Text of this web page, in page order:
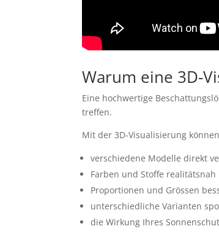
Warum eine 3D-
Eine hochwertige
treffen.
Mit der 3D-Visualisierung
verschiedene Modelle direkt
Farben und Stoffe
Proportionen und Grössen
unterschiedliche Varianten
die Wirkung Ihres